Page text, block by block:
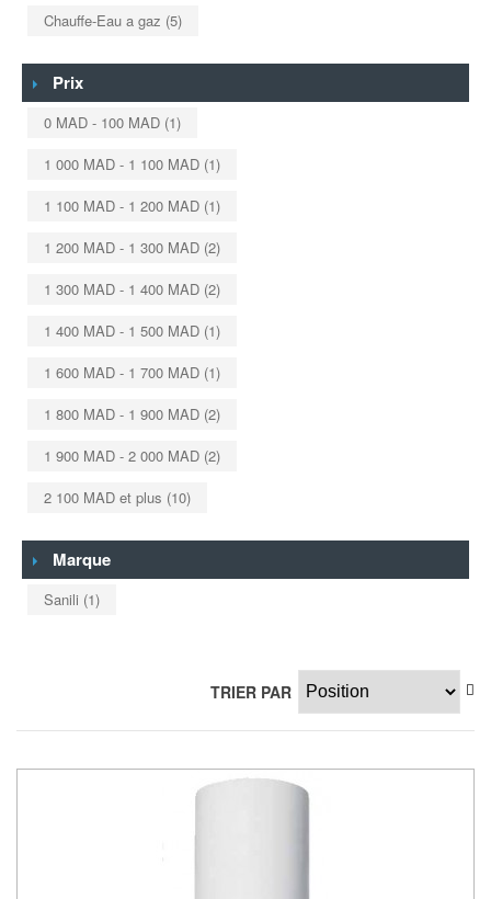
Chauffe-Eau a gaz (5)
Prix
0 MAD - 100 MAD (1)
1 000 MAD - 1 100 MAD (1)
1 100 MAD - 1 200 MAD (1)
1 200 MAD - 1 300 MAD (2)
1 300 MAD - 1 400 MAD (2)
1 400 MAD - 1 500 MAD (1)
1 600 MAD - 1 700 MAD (1)
1 800 MAD - 1 900 MAD (2)
1 900 MAD - 2 000 MAD (2)
2 100 MAD et plus (10)
Marque
Sanili (1)
TRIER PAR